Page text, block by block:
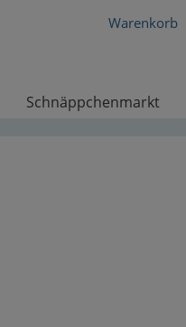
Warenkorb
Schnäppchenmarkt